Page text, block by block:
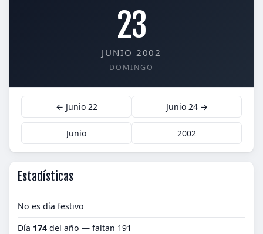
23
JUNIO 2002
DOMINGO
← Junio 22 Junio 24 →
Junio 2002
Estadísticas
No es día festivo
Día 174 del año — faltan 191